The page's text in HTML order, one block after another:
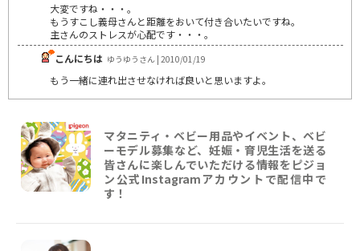
大変ですね・・・。
もうすこし義母さんと距離をおいて付き合いたいですね。
主さんのストレスが心配です・・・。
こんにちは ゆうゆうさん | 2010/01/19
もう一緒に連れ出させなければ良いと思いますよ。
マタニティ・ベビー用品やイベント、ベビ
ーモデル募集など、妊娠・育児生活を送る
皆さんに楽しんでいただける情報をピジョ
ン公式Instagramアカウントで配信中で
す！